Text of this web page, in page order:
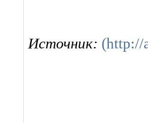
Источник: (http://